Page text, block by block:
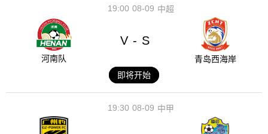
08-09
19:00 中超
河南队
V - S
青岛西海岸
即将开始
08-09
19:30 中甲